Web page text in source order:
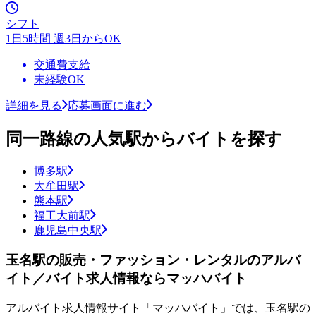
シフト
1日5時間 週3日からOK
交通費支給
未経験OK
詳細を見る 応募画面に進む
同一路線の人気駅からバイトを探す
博多駅
大牟田駅
熊本駅
福工大前駅
鹿児島中央駅
玉名駅の販売・ファッション・レンタルのアルバ
イト／バイト求人情報ならマッハバイト
アルバイト求人情報サイト「マッハバイト」では、玉名駅の